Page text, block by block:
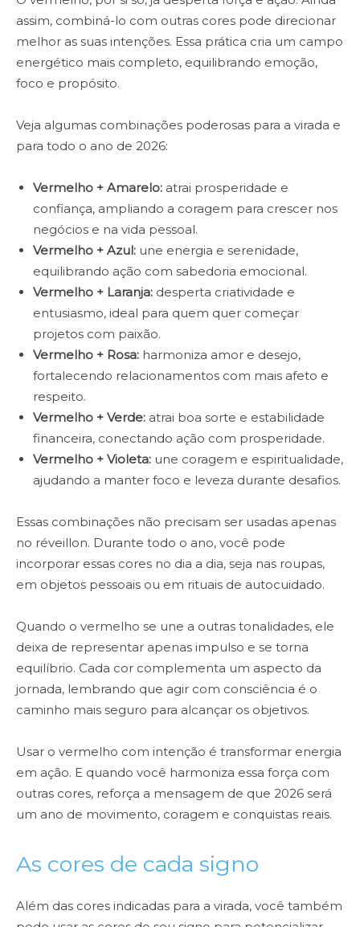
assim, combiná-lo com outras cores pode direcionar
melhor as suas intenções. Essa prática cria um campo
energético mais completo, equilibrando emoção,
foco e propósito.
Veja algumas combinações poderosas para a virada e
para todo o ano de 2026:
Vermelho + Amarelo: atrai prosperidade e
confiança, ampliando a coragem para crescer nos
negócios e na vida pessoal.
Vermelho + Azul: une energia e serenidade,
equilibrando ação com sabedoria emocional.
Vermelho + Laranja: desperta criatividade e
entusiasmo, ideal para quem quer começar
projetos com paixão.
Vermelho + Rosa: harmoniza amor e desejo,
fortalecendo relacionamentos com mais afeto e
respeito.
Vermelho + Verde: atrai boa sorte e estabilidade
financeira, conectando ação com prosperidade.
Vermelho + Violeta: une coragem e espiritualidade,
ajudando a manter foco e leveza durante desafios.
Essas combinações não precisam ser usadas apenas
no réveillon. Durante todo o ano, você pode
incorporar essas cores no dia a dia, seja nas roupas,
em objetos pessoais ou em rituais de autocuidado.
Quando o vermelho se une a outras tonalidades, ele
deixa de representar apenas impulso e se torna
equilíbrio. Cada cor complementa um aspecto da
jornada, lembrando que agir com consciência é o
caminho mais seguro para alcançar os objetivos.
Usar o vermelho com intenção é transformar energia
em ação. E quando você harmoniza essa força com
outras cores, reforça a mensagem de que 2026 será
um ano de movimento, coragem e conquistas reais.
As cores de cada signo
Além das cores indicadas para a virada, você também